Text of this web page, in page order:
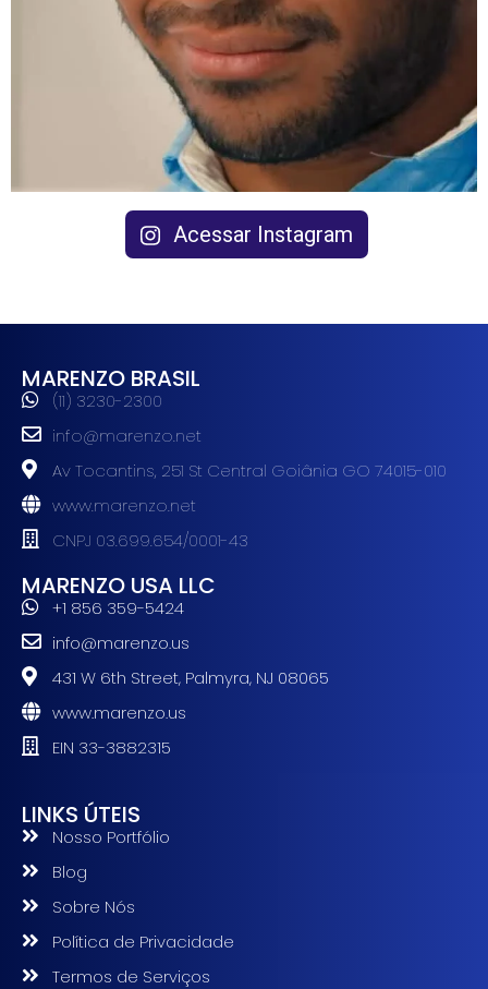
Acessar Instagram
MARENZO BRASIL
(11) 3230-2300
info@marenzo.net
Av Tocantins, 251 St Central Goiânia GO 74015-010
www.marenzo.net
CNPJ 03.699.654/0001-43
MARENZO USA LLC
+1 856 359-5424
info@marenzo.us
431 W 6th Street, Palmyra, NJ 08065
www.marenzo.us
EIN 33-3882315
LINKS ÚTEIS
Nosso Portfólio
Blog
Sobre Nós
Política de Privacidade
Termos de Serviços